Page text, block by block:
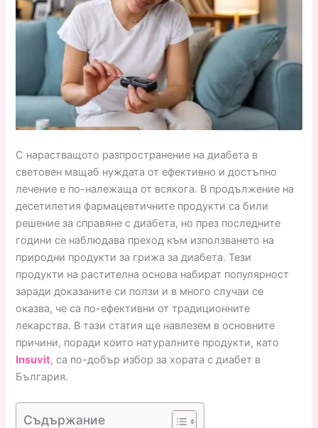
С нарастващото разпространение на диабета в
световен мащаб нуждата от ефективно и достъпно
лечение е по-належаща от всякога. В продължение на
десетилетия фармацевтичните продукти са били
решение за справяне с диабета, но през последните
години се наблюдава преход към използването на
природни продукти за грижа за диабета. Тези
продукти на растителна основа набират популярност
заради доказаните си ползи и в много случаи се
оказва, че са по-ефективни от традиционните
лекарства. В тази статия ще навлезем в основните
причини, поради които натуралните продукти, като
Insuvit, са по-добър избор за хората с диабет в
България.
Съдържание